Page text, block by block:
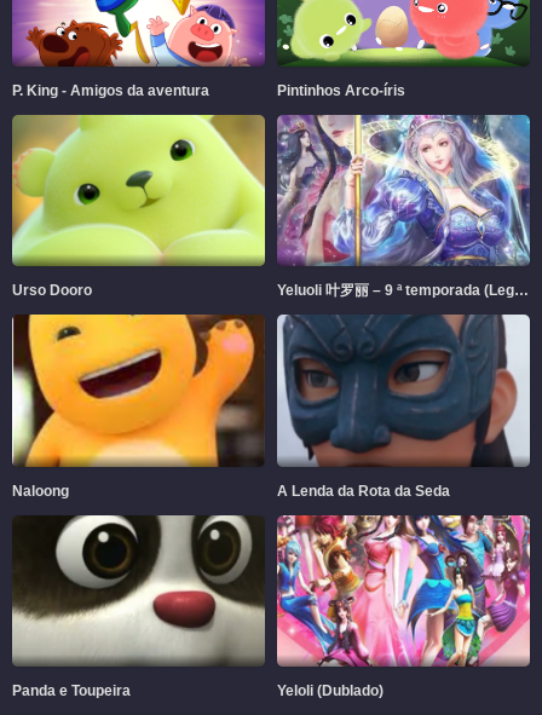
P. King - Amigos da aventura Pintinhos Arco-íris
Urso Dooro Yeluoli 叶罗丽 – 9 ª temporada (Legendado)
Naloong A Lenda da Rota da Seda
Panda e Toupeira Yeloli (Dublado)